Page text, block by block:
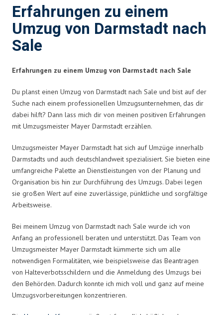
Erfahrungen zu einem
Umzug von Darmstadt nach
Sale
Erfahrungen zu einem Umzug von Darmstadt nach Sale
Du planst einen Umzug von Darmstadt nach Sale und bist auf der
Suche nach einem professionellen Umzugsunternehmen, das dir
dabei hilft? Dann lass mich dir von meinen positiven Erfahrungen
mit Umzugsmeister Mayer Darmstadt erzählen.
Umzugsmeister Mayer Darmstadt hat sich auf Umzüge innerhalb
Darmstadts und auch deutschlandweit spezialisiert. Sie bieten eine
umfangreiche Palette an Dienstleistungen von der Planung und
Organisation bis hin zur Durchführung des Umzugs. Dabei legen
sie großen Wert auf eine zuverlässige, pünktliche und sorgfältige
Arbeitsweise.
Bei meinem Umzug von Darmstadt nach Sale wurde ich von
Anfang an professionell beraten und unterstützt. Das Team von
Umzugsmeister Mayer Darmstadt kümmerte sich um alle
notwendigen Formalitäten, wie beispielsweise das Beantragen
von Halteverbotsschildern und die Anmeldung des Umzugs bei
den Behörden. Dadurch konnte ich mich voll und ganz auf meine
Umzugsvorbereitungen konzentrieren.